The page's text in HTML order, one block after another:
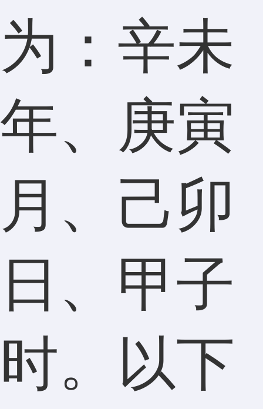
为：辛未
年、庚寅
月、己卯
日、甲子
时。以下